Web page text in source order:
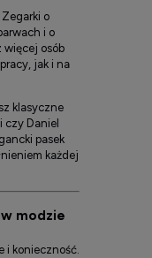
o
i o
więcej osób
jak i na
klasyczne
czy Daniel
pasek
każdej
modzie
i konieczność.